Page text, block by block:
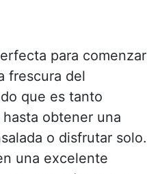
para comenzar
frescura del
que es tanto
obtener una
o disfrutar solo.
una excelente